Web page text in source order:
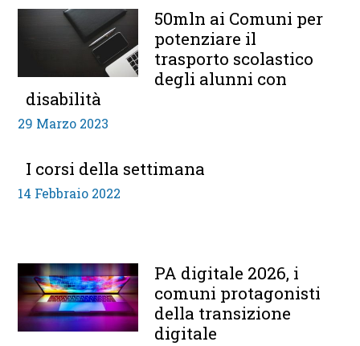
50mln ai Comuni per
potenziare il
trasporto scolastico
degli alunni con
disabilità
29 Marzo 2023
I corsi della settimana
14 Febbraio 2022
PA digitale 2026, i
comuni protagonisti
della transizione
digitale